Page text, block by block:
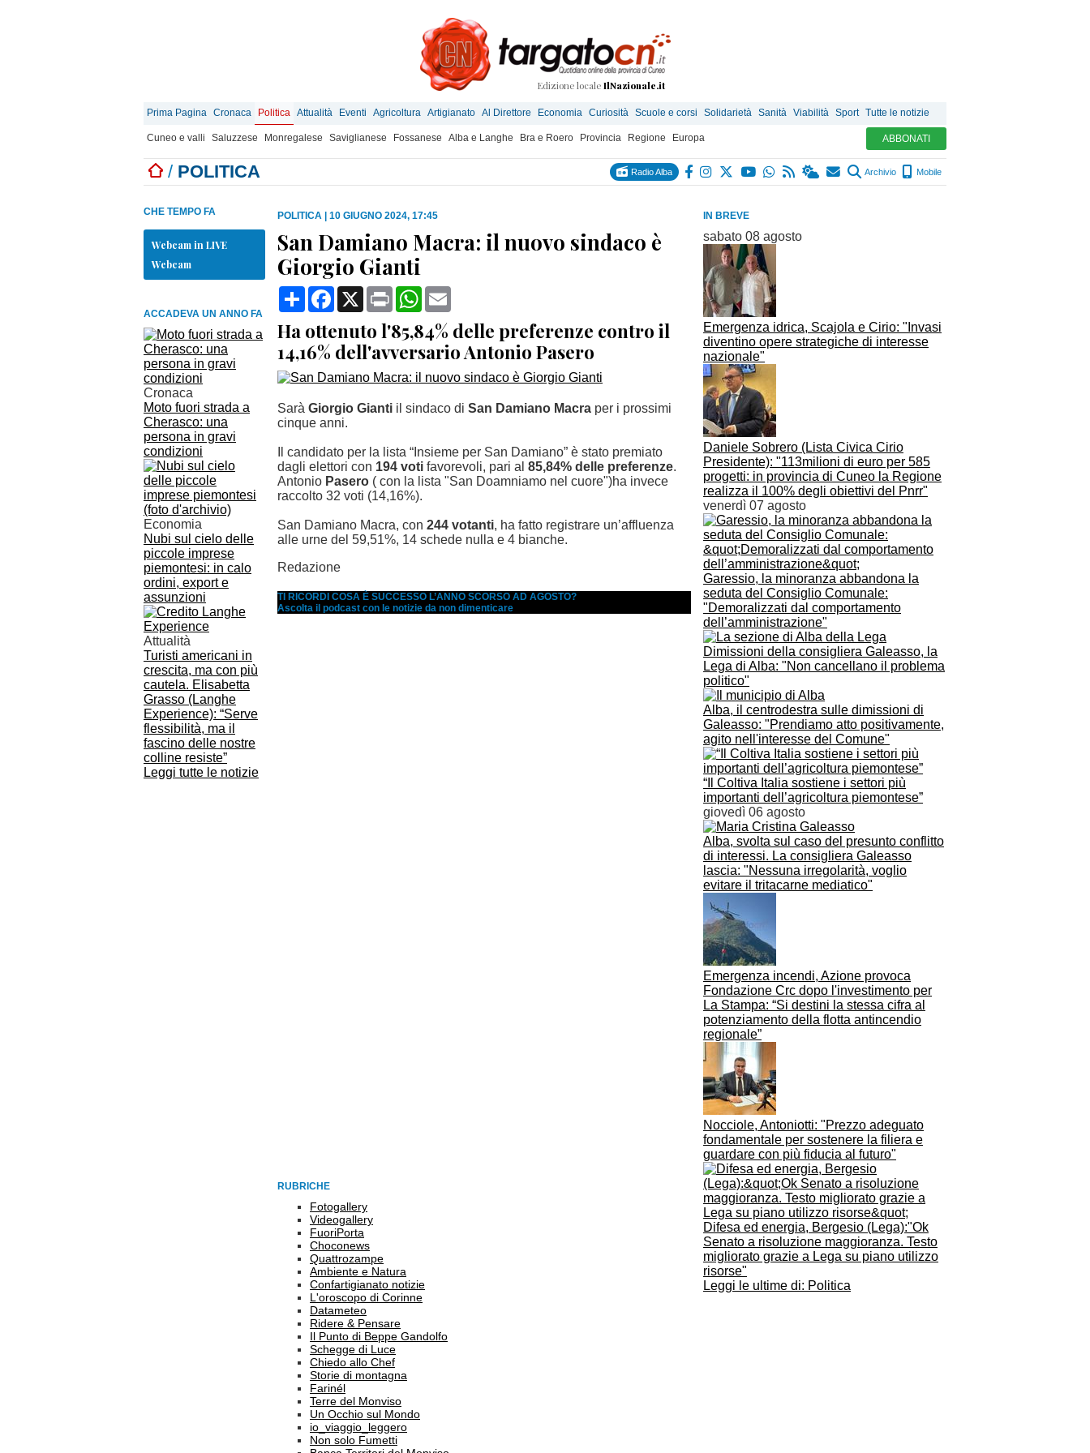
Edizione locale IlNazionale.it
Prima Pagina Cronaca Politica Attualità Eventi Agricoltura Artigianato Al Direttore Economia Curiosità Scuole e corsi Solidarietà Sanità Viabilità Sport Tutte le notizie
Cuneo e valli Saluzzese Monregalese Saviglianese Fossanese Alba e Langhe Bra e Roero Provincia Regione Europa ABBONATI
/ POLITICA Radio Alba Archivio Mobile
IN BREVE
sabato 08 agosto
Emergenza idrica, Scajola e Cirio: "Invasi
diventino opere strategiche di interesse
nazionale"
Daniele Sobrero (Lista Civica Cirio
Presidente): "113milioni di euro per 585
progetti: in provincia di Cuneo la Regione
realizza il 100% degli obiettivi del Pnrr"
venerdì 07 agosto
Garessio, la minoranza abbandona la
seduta del Consiglio Comunale:
"Demoralizzati dal comportamento
dell’amministrazione"
Dimissioni della consigliera Galeasso, la
Lega di Alba: "Non cancellano il problema
politico"
Alba, il centrodestra sulle dimissioni di
Galeasso: "Prendiamo atto positivamente,
agito nell'interesse del Comune"
“Il Coltiva Italia sostiene i settori più
importanti dell’agricoltura piemontese”
giovedì 06 agosto
Alba, svolta sul caso del presunto conflitto
di interessi. La consigliera Galeasso
lascia: "Nessuna irregolarità, voglio
evitare il tritacarne mediatico"
Emergenza incendi, Azione provoca
Fondazione Crc dopo l'investimento per
La Stampa: “Si destini la stessa cifra al
potenziamento della flotta antincendio
regionale”
Nocciole, Antoniotti: "Prezzo adeguato
fondamentale per sostenere la filiera e
guardare con più fiducia al futuro"
Difesa ed energia, Bergesio (Lega):"Ok
Senato a risoluzione maggioranza. Testo
migliorato grazie a Lega su piano utilizzo
risorse"
Leggi le ultime di: Politica
CHE TEMPO FA
Webcam in LIVE
Webcam
ACCADEVA UN ANNO FA
Cronaca
Moto fuori strada a
Cherasco: una
persona in gravi
condizioni
Economia
Nubi sul cielo delle
piccole imprese
piemontesi: in calo
ordini, export e
assunzioni
Attualità
Turisti americani in
crescita, ma con più
cautela. Elisabetta
Grasso (Langhe
Experience): “Serve
flessibilità, ma il
fascino delle nostre
colline resiste”
Leggi tutte le notizie
POLITICA 10 GIUGNO 2024, 17:45
San Damiano Macra: il nuovo sindaco è
Giorgio Gianti
CondividiFacebook
X Print WhatsApp
Ha ottenuto l'85,84% delle preferenze contro il
14,16% dell'avversario Antonio Pasero
Sarà Giorgio Gianti il sindaco di San Damiano Macra per i prossimi
cinque anni.
Il candidato per la lista “Insieme per San Damiano” è stato premiato
dagli elettori con 194 voti favorevoli, pari al 85,84% delle preferenze.
Antonio Pasero ( con la lista "San Doamniamo nel cuore")ha invece
raccolto 32 voti (14,16%).
San Damiano Macra, con 244 votanti, ha fatto registrare un’affluenza
alle urne del 59,51%, 14 schede nulla e 4 bianche.
Redazione
TI RICORDI COSA È SUCCESSO L’ANNO SCORSO AD AGOSTO?
Ascolta il podcast con le notizie da non dimenticare
RUBRICHE
Fotogallery
Videogallery
FuoriPorta
Choconews
Quattrozampe
Ambiente e Natura
Confartigianato notizie
L'oroscopo di Corinne
Datameteo
Ridere & Pensare
Il Punto di Beppe Gandolfo
Schegge di Luce
Chiedo allo Chef
Storie di montagna
Farinél
Terre del Monviso
Un Occhio sul Mondo
io_viaggio_leggero
Non solo Fumetti